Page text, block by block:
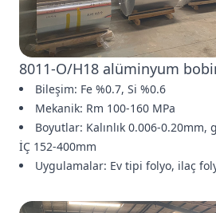
8011-O/H18 alüminyum
Bileşim: Fe %0.7, Si %0.6
Mekanik: Rm 100-160 MPa
Boyutlar: Kalınlık 0.006-0.20mm,
İÇ 152-400mm
Uygulamalar: Ev tipi folyo, ilaç